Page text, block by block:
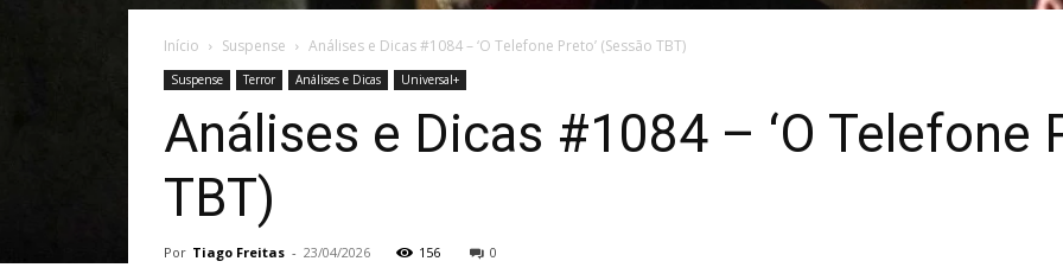
Início Suspense Análises e Dicas #1084 – ‘O Telefone Preto’ (Sessão TBT)
Suspense Terror Análises e Dicas Universal+
Análises e Dicas #1084 – ‘O Telefone
TBT)
Por Tiago Freitas - 23/04/2026 156 0